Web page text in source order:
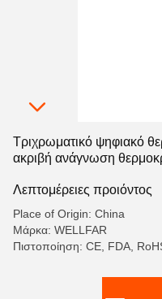
Τριχρωματικό ψηφιακό
ακριβή ανάγνωση
Λεπτομέρειες προιόντος
Place of Origin: China
Μάρκα: WELLFAR
Πιστοποίηση: CE, FDA,